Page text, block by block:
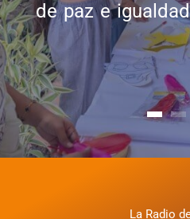
hombres dentro
de paz e igualdad
La Radio